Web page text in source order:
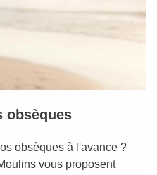
obsèques
obsèques à l'avance ?
vous proposent